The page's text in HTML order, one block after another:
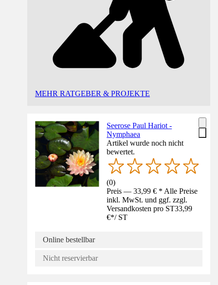
MEHR RATGEBER & PROJEKTE
Seerose Paul Hariot -
Nymphaea
Artikel wurde noch nicht
bewertet.
(0)
Preis — 33,99 € * Alle Preise
inkl. MwSt. und ggf. zzgl.
Versandkosten pro ST33,99
€*/ ST
Online bestellbar
Nicht reservierbar